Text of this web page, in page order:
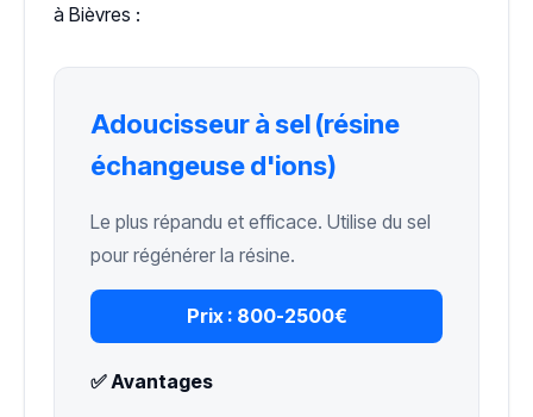
à Bièvres :
Adoucisseur à sel (résine
échangeuse d'ions)
Le plus répandu et efficace. Utilise du sel
pour régénérer la résine.
Prix : 800-2500€
✅ Avantages